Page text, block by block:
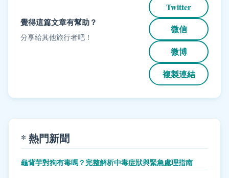
覺得這篇文章有幫助？
分享給其他旅行者吧！
Twitter
微信
微博
複製連結
* 熱門新聞
龜背芋對狗有毒嗎？完整解析中毒症狀與緊急處理指南